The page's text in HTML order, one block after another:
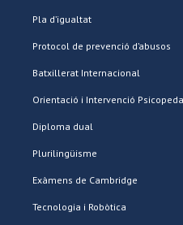
Pla d’igualtat
Protocol de prevenció d’abusos
Batxillerat Internacional
Orientació i Intervenció
Diploma dual
Plurilingüisme
Exàmens de Cambridge
Tecnologia i Robòtica